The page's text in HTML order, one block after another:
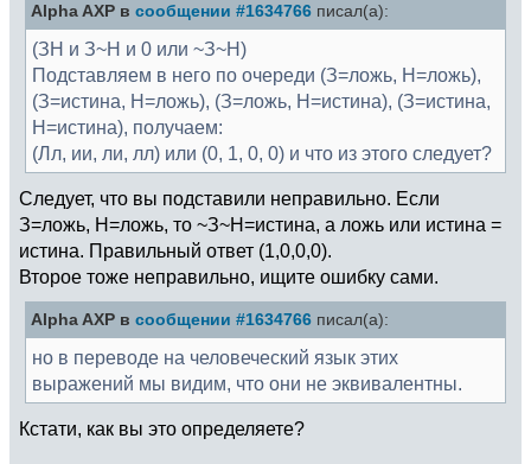
Alpha AXP в сообщении #1634766 писал(а):
(ЗН и З~Н и 0 или ~З~Н)
Подставляем в него по очереди (З=ложь, Н=ложь),
(З=истина, Н=ложь), (З=ложь, Н=истина), (З=истина,
Н=истина), получаем:
(Лл, ии, ли, лл) или (0, 1, 0, 0) и что из этого следует?
Следует, что вы подставили неправильно. Если
З=ложь, Н=ложь, то ~З~Н=истина, а ложь или истина =
истина. Правильный ответ (1,0,0,0).
Второе тоже неправильно, ищите ошибку сами.
Alpha AXP в сообщении #1634766 писал(а):
но в переводе на человеческий язык этих
выражений мы видим, что они не эквивалентны.
Кстати, как вы это определяете?